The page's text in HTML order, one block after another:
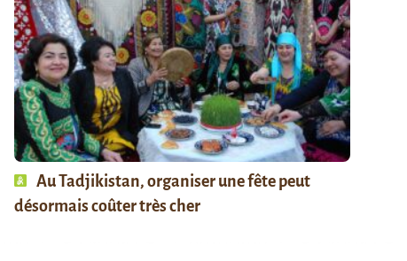
Au Tadjikistan, organiser une fête peut
désormais coûter très cher